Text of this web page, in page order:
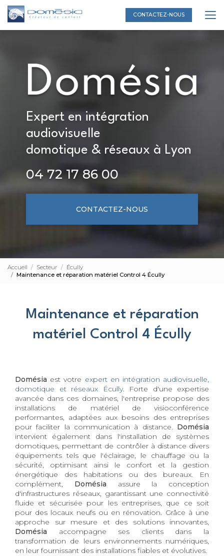
Aller
au
contenu
principal
CONTACTEZ-NOUS
Expert en intégration
audiovisuelle
domotique & réseaux à Lyon
04 72 17 86 00
CONTACTEZ-NOUS
Accueil Secteur
Écully
Maintenance et réparation matériel Control 4 Écully
Maintenance et réparation
matériel Control 4 Écully
Domésia est votre expert en intégration audiovisuelle,
domotique et réseaux Écully. Forte d'une expertise
avancée dans ces domaines, l'entreprise propose des
installations de matériel de visioconférence
performantes, adaptées aux besoins des entreprises
pour faciliter la communication à distance. Domésia
intervient également dans l'installation de systèmes
domotiques, permettant de contrôler à distance divers
équipements tels que l'éclairage, le chauffage ou la
sécurité, optimisant ainsi le confort et la gestion
énergétique des habitations ou des bureaux. En
complément, Domésia assure la conception
d'infrastructures réseaux, garantissant une connectivité
fluide et sécurisée pour les entreprises, que ce soit
pour des locaux neufs ou en rénovation. Grâce à une
approche sur mesure et des solutions innovantes,
Domésia accompagne ses clients dans la
transformation de leurs environnements numériques,
en leur fournissant des installations fiables et évolutives.